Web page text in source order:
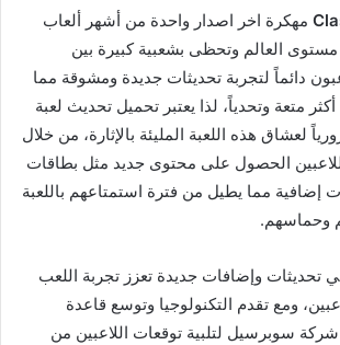
مهكرة اخر اصدار واحدة من أشهر ألعاب
مستوى العالم وتحظى بشعبية كبيرة بين
دائماً لتجربة تحديثات جديدة ومشوقة مما
متعة وتحدياً، لذا يعتبر تحميل تحديث لعبة
لعشاق هذه اللعبة المليئة بالإثارة، من خلال
الحصول على محتوى جديد مثل بطاقات
مما يطيل من فترة استمتاعهم باللعبة
وحماسهم.
تحديثات وإضافات جديدة تعزز تجربة اللعب
ومع تقدم التكنولوجيا وتوسع قاعدة
سوبرسيل لتلبية توقعات اللاعبين من